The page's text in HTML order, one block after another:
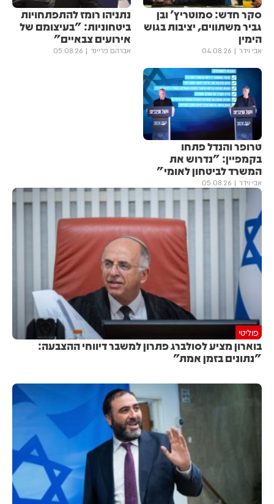
סקר חדש: סמוטריץ' ובן
גביר משתווים, יציבות בגוש
הימין
אבי וידר 04.08.26
נתניהו רומז להתפתחויות
ביטחוניות: "בעיצומם של
אירועים צבאיים"
אברהם פריינד 05.08.26
טרופר והנדל פתחו
בקמפיין: "נדרוש את
המשרד לביטחון לאומי"
אבי וידר 05.08.26
פוליטי
בוארון מציע לסולברג פתרון למשבר דיווחי ההצבעה:
"נתונים בזמן אמת"